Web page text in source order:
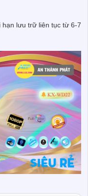
lưu trữ liên tục từ 6-7